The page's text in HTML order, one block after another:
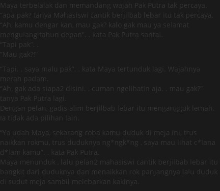
Maya terbelalak dan memandang wajah Pak Putra tak percaya.
“apa pak? tanya Mahasiswi cantik berjilbab lebar itu tak percaya.
“Ah, kamu dengar kan, mau gak? kalo gak mau ya selamat
mengulang tahun depan”. . kata Pak Putra santai.
“Tapi pak”. .
“Mau gak?!”
“Tapi. . saya malu pak”. . kata Maya tertunduk lagi. Wajahnya
merah padam.
“Ah, gak ada siapa2 disini. . cuman ngelihatin aja. . mau gak?”
tanya Pak Putra lagi.
Dengan pelan, gadis alim berjilbab lebar itu mengangguk lemah.
Ia tidak ada pilihan lain.
“Ya udah Maya, sekarang coba kamu duduk di meja ini, trus
naikkan rokmu, trus duduknya ng*ngk*ng , saya mau lihat c*lana
d*lam kamu”. . kata Pak Putra.
Maya menunduk , lalu pelan2 mahasiswi cantik berjilbab lebar itu
bangkit dari duduknya dan menaikkan rok panjangnya lalu duduk
di sudut meja sambil melebarkan kakinya.